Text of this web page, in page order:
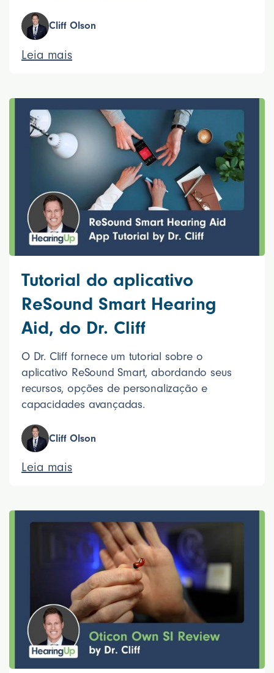
Cliff Olson
Leia mais
Tutorial do aplicativo
ReSound Smart Hearing
Aid, do Dr. Cliff
O Dr. Cliff fornece um tutorial sobre o
aplicativo ReSound Smart, abordando seus
recursos, opções de personalização e
capacidades avançadas.
Cliff Olson
Leia mais